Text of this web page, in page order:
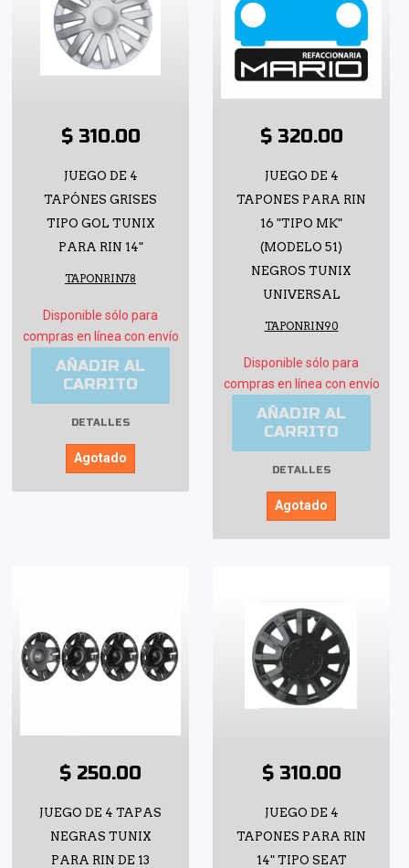
$ 310.00
JUEGO DE 4
TAPÓNES GRISES
TIPO GOL TUNIX
PARA RIN 14"
TAPONRIN78
Disponible sólo para
compras en línea con envío
AÑADIR AL
CARRITO
DETALLES
Agotado
$ 320.00
JUEGO DE 4
TAPONES PARA RIN
16 "TIPO MK"
(MODELO 51)
NEGROS TUNIX
UNIVERSAL
TAPONRIN90
Disponible sólo para
compras en línea con envío
AÑADIR AL
CARRITO
DETALLES
Agotado
$ 250.00
JUEGO DE 4 TAPAS
NEGRAS TUNIX
PARA RIN DE 13
$ 310.00
JUEGO DE 4
TAPONES PARA RIN
14" TIPO SEAT